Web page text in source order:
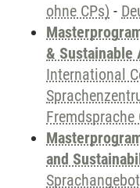
ohne CPs) -
& Sustainable
International
Fremdsprache
and